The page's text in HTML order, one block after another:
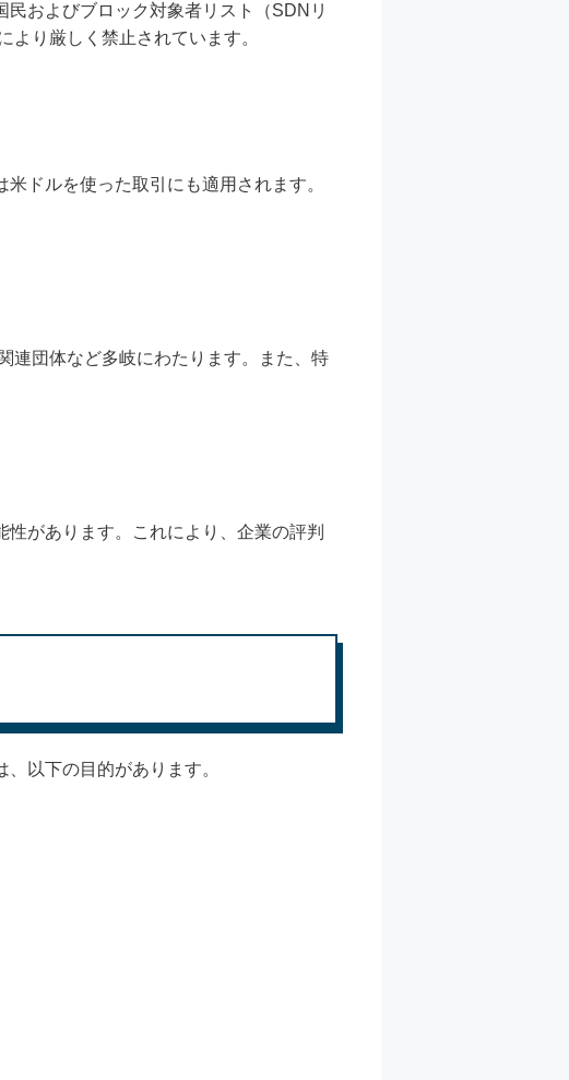
およびブロック対象者リスト（SDNリ
り厳しく禁止されています。
ドルを使った取引にも適用されます。
連団体など多岐にわたります。また、特
があります。これにより、企業の評判
以下の目的があります。